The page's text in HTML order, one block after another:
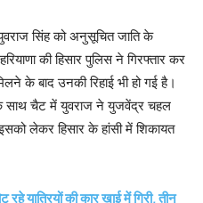
सिंह को अनुसूचित जाति के
की हिसार पुलिस ने गिरफ्तार कर
के बाद उनकी रिहाई भी हो गई है।
के साथ चैट में युवराज ने युजवेंद्र चहल
लेकर हिसार के हांसी में शिकायत
रहे यात्रियों की कार खाई में गिरी, तीन